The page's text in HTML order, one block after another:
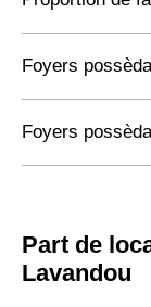
Foyers
Foyers
Part de
Lavandou